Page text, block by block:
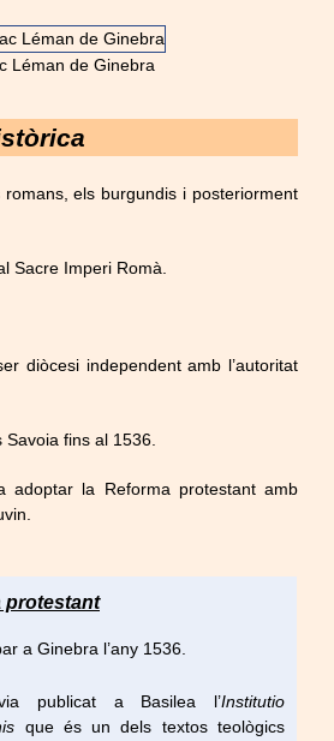
Léman de Ginebra
els burgundis i posteriorment
Sacre Imperi Romà.
diòcesi independent amb l’autoritat
fins al 1536.
adoptar la Reforma protestant amb
protestant
a Ginebra l’any 1536.
publicat a Basilea l’Institutio
que és un dels textos teològics